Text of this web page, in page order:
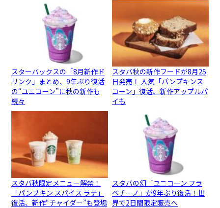
スターバックスの「8月新作ド
リンク」まとめ、9年ぶり復活
の“ユニコーン”に秋の新作も
続々
スタバ秋の新作フードが8月25
日発売！ 人気「パンプキンス
コーン」復活、新作アップルパ
イも
スタバ秋限定メニュー解禁！
「パンプキン スパイス ラテ」
復活、新作“チャイダー”も登場
スタバの幻「ユニコーン フラ
ペチーノ」が9年ぶり復活！世
界で2日間限定販売へ